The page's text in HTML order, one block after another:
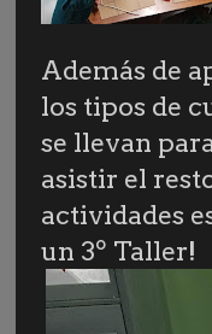
Además de
los tipos de
se llevan
asistir el
actividades
un 3º Taller!